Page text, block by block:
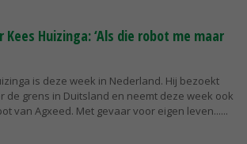
Huizinga: ‘Als die robot me maar
is deze week in Nederland. Hij bezoekt
de grens in Duitsland en neemt deze week ook
van Agxeed. Met gevaar voor eigen leven...